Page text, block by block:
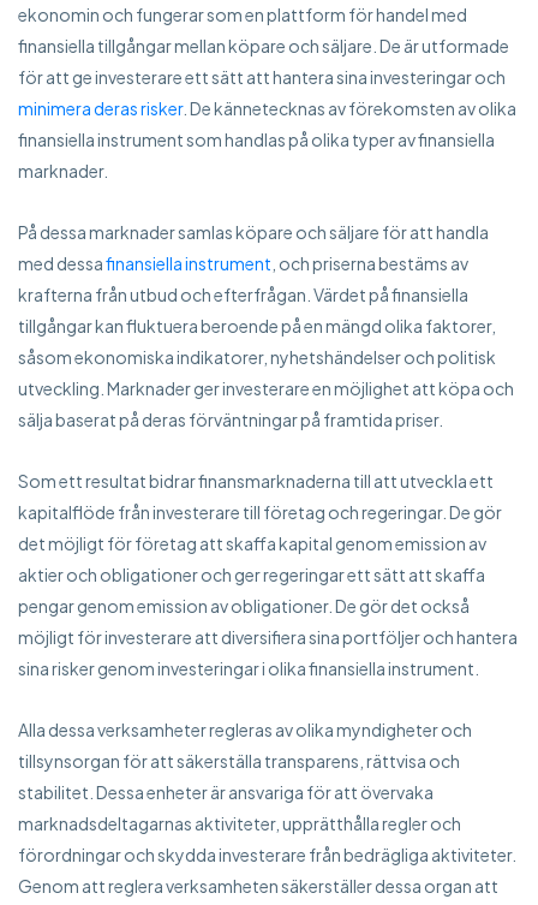
ekonomin och fungerar som en plattform för handel med
finansiella tillgångar mellan köpare och säljare. De är utformade
för att ge investerare ett sätt att hantera sina investeringar och
minimera deras risker. De kännetecknas av förekomsten av olika
finansiella instrument som handlas på olika typer av finansiella
marknader.
På dessa marknader samlas köpare och säljare för att handla
med dessafinansiella instrument , och priserna bestäms av
krafterna från utbud och efterfrågan. Värdet på finansiella
tillgångar kan fluktuera beroende på en mängd olika faktorer,
såsom ekonomiska indikatorer, nyhetshändelser och politisk
utveckling. Marknader ger investerare en möjlighet att köpa och
sälja baserat på deras förväntningar på framtida priser.
Som ett resultat bidrar finansmarknaderna till att utveckla ett
kapitalflöde från investerare till företag och regeringar. De gör
det möjligt för företag att skaffa kapital genom emission av
aktier och obligationer och ger regeringar ett sätt att skaffa
pengar genom emission av obligationer. De gör det också
möjligt för investerare att diversifiera sina portföljer och hantera
sina risker genom investeringar i olika finansiella instrument.
Alla dessa verksamheter regleras av olika myndigheter och
tillsynsorgan för att säkerställa transparens, rättvisa och
stabilitet. Dessa enheter är ansvariga för att övervaka
marknadsdeltagarnas aktiviteter, upprätthålla regler och
förordningar och skydda investerare från bedrägliga aktiviteter.
Genom att reglera verksamheten säkerställer dessa organ att